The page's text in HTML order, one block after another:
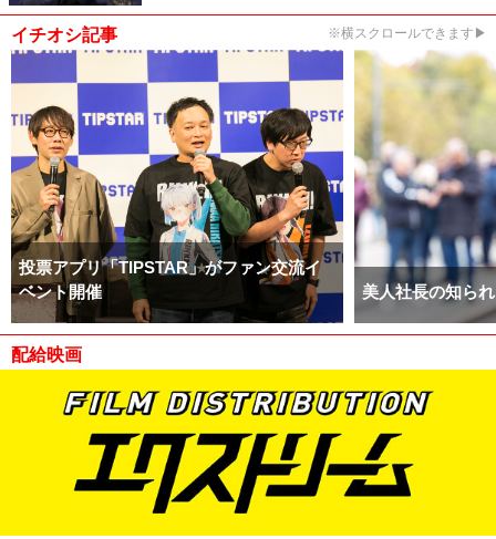
イチオシ記事 ※横スクロールできます▶
投票アプリ「TIPSTAR」がファン交流イ
ベント開催
美人社長の知ら
配給映画